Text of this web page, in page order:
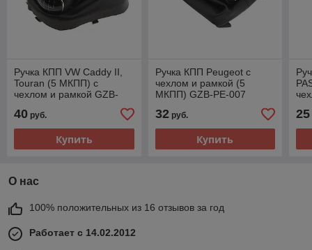
Ручка КПП VW Caddy II,
Touran (5 МКПП) с
чехлом и рамкой GZB-
40 руб.
Купить
Ручка КПП Peugeot с
чехлом и рамкой (5
МКПП) GZB-PE-007
32руб.
Купить
25
О нас
100% положительных из 16 отзывов за год
Работает с 14.02.2012